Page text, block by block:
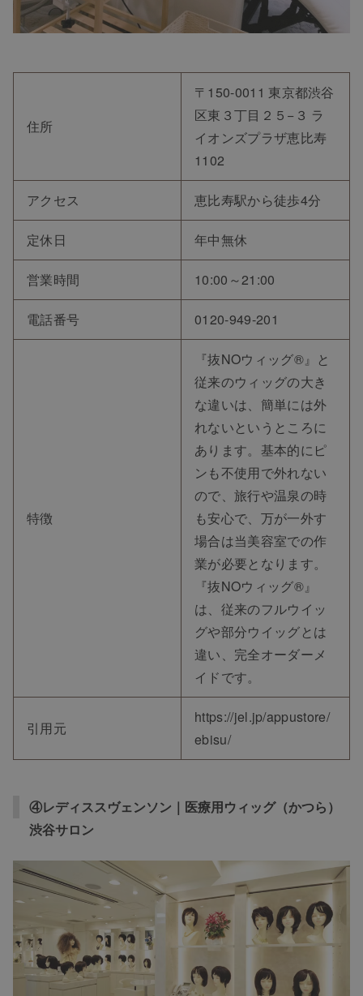
住所
〒150-0011 東京都渋谷
区東３丁目２５−３ ラ
イオンズプラザ恵比寿
1102
アクセス 恵比寿駅から徒歩4分
定休日 年中無休
営業時間 10:00～21:00
電話番号 0120-949-201
特徴
『抜NOウィッグ®』と
従来のウィッグの大き
な違いは、簡単には外
れないというところに
あります。基本的にピ
ンも不使用で外れない
ので、旅行や温泉の時
も安心で、万が一外す
場合は当美容室での作
業が必要となります。
『抜NOウィッグ®』
は、従来のフルウイッ
グや部分ウイッグとは
違い、完全オーダーメ
イドです。
引用元
https://jel.jp/appustore/
ebisu/
④レディススヴェンソン｜医療用ウィッグ（かつら）
渋谷サロン